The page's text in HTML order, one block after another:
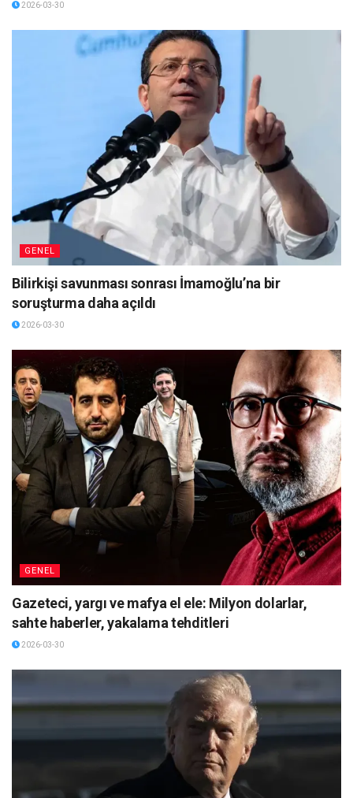
2026-03-30
GENEL
Bilirkişi savunması sonrası İmamoğlu’na bir
soruşturma daha açıldı
2026-03-30
GENEL
Gazeteci, yargı ve mafya el ele: Milyon dolarlar,
sahte haberler, yakalama tehditleri
2026-03-30